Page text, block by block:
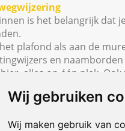
Wij gebruiken
Wij maken gebruik van
is het belangrijk dat
plafond als aan de
en
alles op één plek.
‘one stop for your
de producten